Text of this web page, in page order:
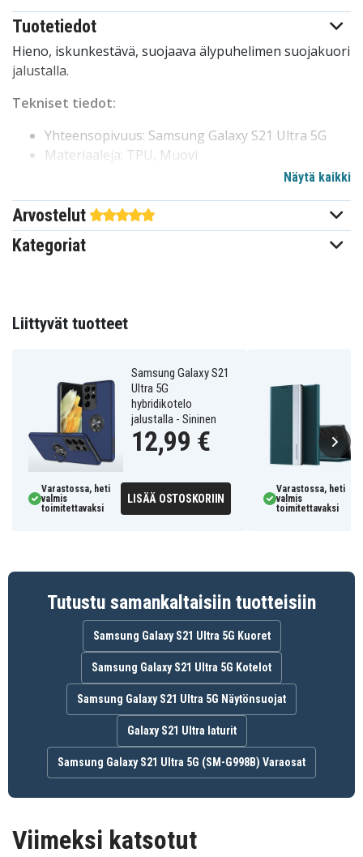
Tuotetiedot
Hieno, iskunkestävä, suojaava älypuhelimen suojakuori
jalustalla.
Tekniset tiedot:
Yhteensopivuus: Samsung Galaxy S21 Ultra 5G
Materiaaleja: TPU, Muovi
Tuotenro 101234889A
Näytä kaikki
Arvostelut
Kategoriat
Liittyvät tuotteet
Samsung Galaxy S21
Ultra 5G
hybridikotelo
jalustalla - Sininen
12,99 €
Varastossa, heti
valmis
toimitettavaksi
LISÄÄ OSTOSKORIIN
Varastossa, heti
valmis
toimitettavaksi
Tutustu samankaltaisiin tuotteisiin
Samsung Galaxy S21 Ultra 5G Kuoret
Samsung Galaxy S21 Ultra 5G Kotelot
Samsung Galaxy S21 Ultra 5G Näytönsuojat
Galaxy S21 Ultra laturit
Samsung Galaxy S21 Ultra 5G (SM-G998B) Varaosat
Viimeksi katsotut